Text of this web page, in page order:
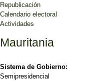
Republicación
Calendario electoral
Actividades
Mauritania
Sistema de Gobierno:
Semipresidencial